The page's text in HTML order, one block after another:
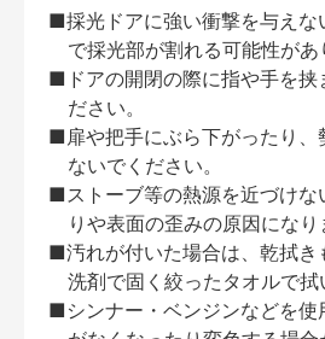
■採光ドアに強い衝撃を与えな
で採光部が割れる可能性があ
■ドアの開閉の際に指や手を挟
ださい。
■扉や把手にぶら下がったり、
ないでください。
■ストーブ等の熱源を近づけな
りや表面の歪みの原因になり
■汚れが付いた場合は、乾拭き
洗剤で固く絞ったタオルで拭
■シンナー・ベンジンなどを使